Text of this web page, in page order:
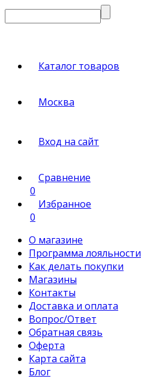
Каталог товаров
Москва
Вход на сайт
Сравнение
0
Избранное
0
О магазине
Программа лояльности
Как делать покупки
Магазины
Контакты
Доставка и оплата
Вопрос/Ответ
Обратная связь
Оферта
Карта сайта
Блог